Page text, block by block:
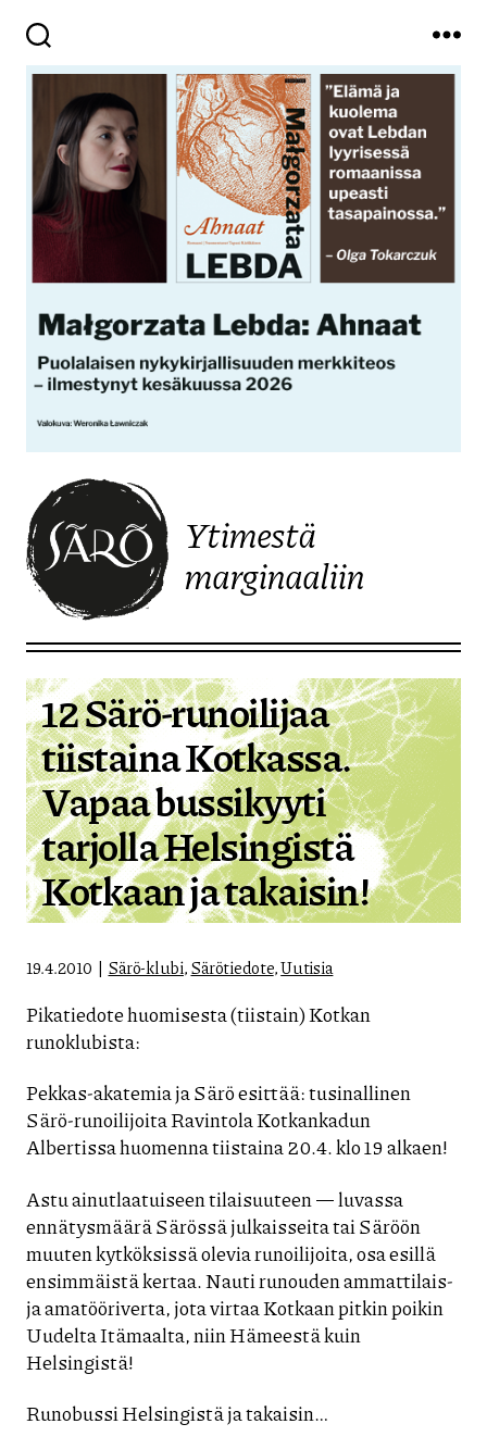
Ytimestä
marginaaliin
12 Särö-runoilijaa
tiistaina Kotkassa.
Vapaa bussikyyti
tarjolla Helsingistä
Kotkaan ja takaisin!
19.4.2010 Särö-klubi,Särötiedote,Uutisia
Pikatiedote huomisesta (tiistain) Kotkan
runoklubista:
Pekkas-akatemia ja Särö esittää: tusinallinen
Särö-runoilijoita Ravintola Kotkankadun
Albertissa huomenna tiistaina 20.4. klo 19 alkaen!
Astu ainutlaatuiseen tilaisuuteen — luvassa
ennätysmäärä Särössä julkaisseita tai Säröön
muuten kytköksissä olevia runoilijoita, osa esillä
ensimmäistä kertaa. Nauti runouden ammattilais-
ja amatööriverta, jota virtaa Kotkaan pitkin poikin
Uudelta Itämaalta, niin Hämeestä kuin
Helsingistä!
Runobussi Helsingistä ja takaisin…